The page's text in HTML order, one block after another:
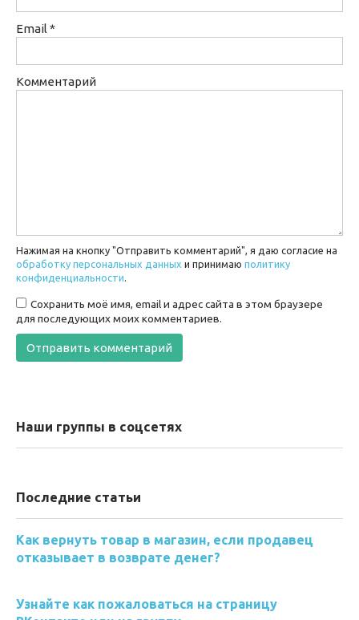
Email *
Комментарий
Нажимая на кнопку "Отправить комментарий", я даю согласие на
обработку персональных данных и принимаю политику
конфиденциальности
Сохранить моё имя, email и адрес сайта в этом браузере
для последующих моих комментариев.
Наши группы в соцсетях
Последние статьи
Как вернуть товар в магазин, если продавец
отказывает в возврате денег?
Узнайте как пожаловаться на страницу